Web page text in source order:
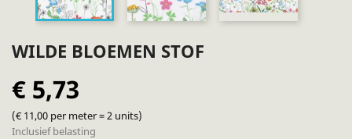
WILDE BLOEMEN STOF
€ 5,73
(€ 11,00 per meter = 2 units)
Inclusief belasting